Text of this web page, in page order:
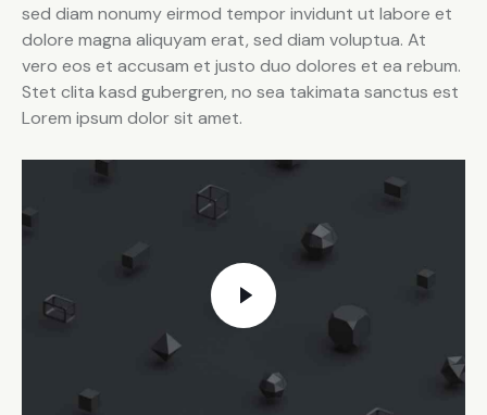
sed diam nonumy eirmod tempor invidunt ut labore et
dolore magna aliquyam erat, sed diam voluptua. At
vero eos et accusam et justo duo dolores et ea rebum.
Stet clita kasd gubergren, no sea takimata sanctus est
Lorem ipsum dolor sit amet.